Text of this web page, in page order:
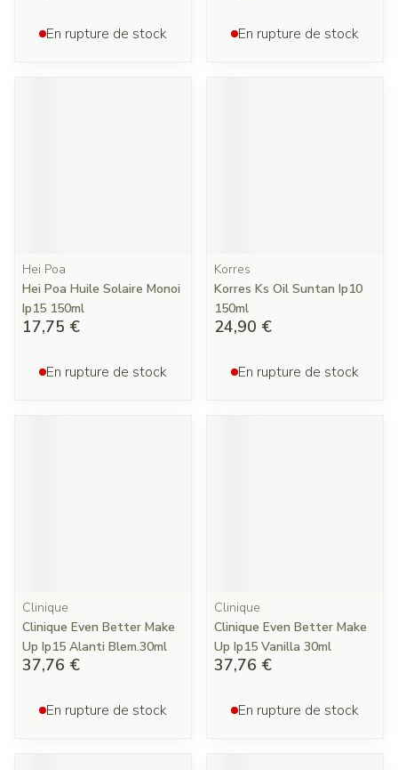
En rupture de stock En rupture de stock
Hei Poa
Hei Poa Huile Solaire Monoi
Ip15 150ml
17,75 €
En rupture de stock
Korres
Korres Ks Oil Suntan Ip10
150ml
24,90 €
En rupture de stock
Clinique
Clinique Even Better Make
Up Ip15 Alanti Blem.30ml
37,76 €
En rupture de stock
Clinique
Clinique Even Better Make
Up Ip15 Vanilla 30ml
37,76 €
En rupture de stock